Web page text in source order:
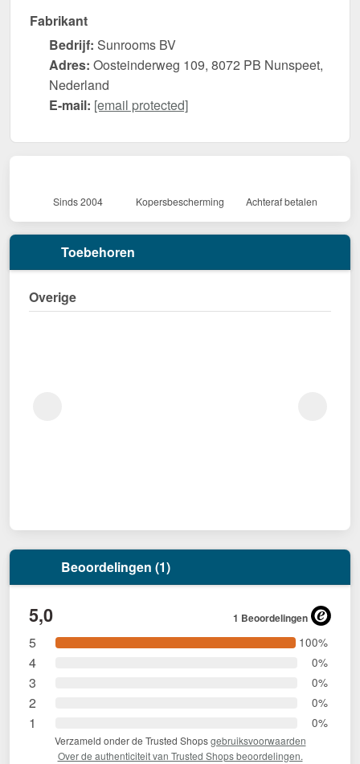
Fabrikant
Bedrijf: Sunrooms BV
Adres: Oosteinderweg 109, 8072 PB Nunspeet,
Nederland
E-mail: [email protected]
Sinds 2004 Kopersbescherming Achteraf betalen
Toebehoren
Overige
Beoordelingen (1)
5,0 1 Beoordelingen
5 100%
4 0%
3 0%
2 0%
1 0%
Verzameld onder de Trusted Shopsgebruiksvoorwaarden
Over de authenticiteit van Trusted Shops beoordelingen.